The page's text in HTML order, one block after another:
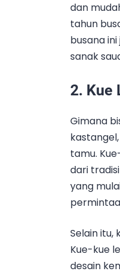
dan
tahun
busana
sanak
2. Kue
Gimana
tamu.
dari
yang
Selain itu,
Kue-kue
desain